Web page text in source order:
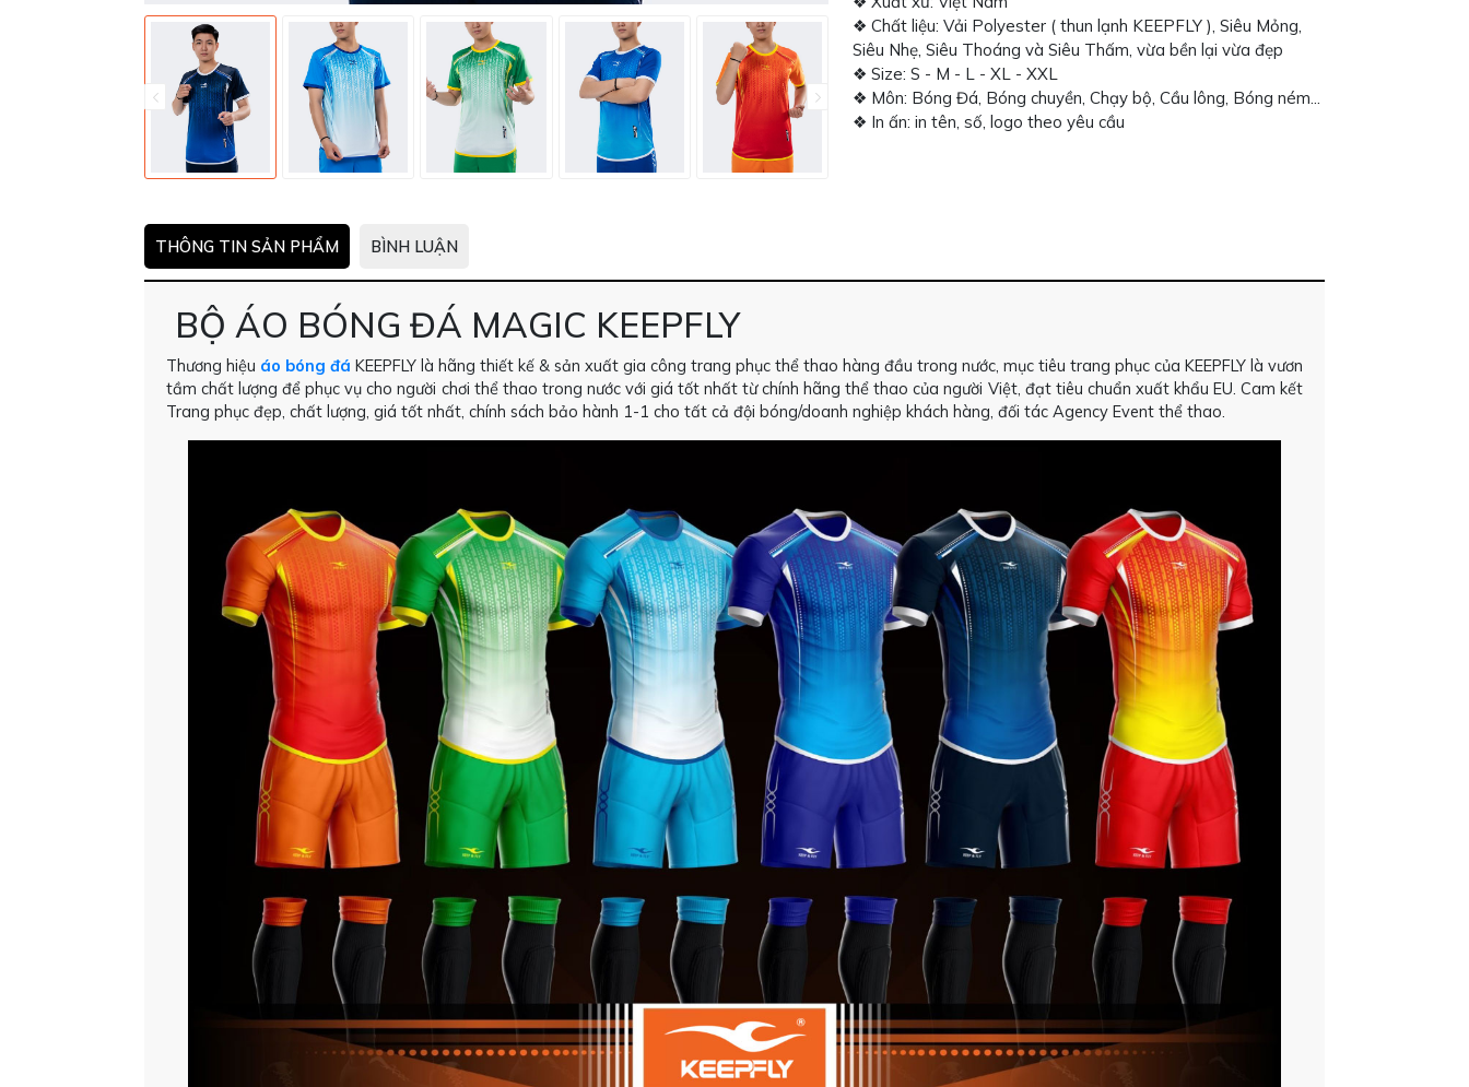
❖ Chất liệu: Vải Polyester ( thun lạnh KEEPFLY ), Siêu Mỏng,
Siêu Nhẹ, Siêu Thoáng và Siêu Thấm, vừa bền lại vừa đẹp
❖ Size: S - M - L - XL - XXL
❖ Môn: Bóng Đá, Bóng chuyền, Chạy bộ, Cầu lông, Bóng ném...
❖ In ấn: in tên, số, logo theo yêu cầu
THÔNG TIN SẢN PHẨM BÌNH LUẬN
BỘ ÁO BÓNG ĐÁ MAGIC KEEPFLY
Thương hiệu áo bóng đá KEEPFLY là hãng thiết kế & sản xuất gia công trang phục thể thao hàng đầu trong nước, mục tiêu trang phục của KEEPFLY là vươn
tầm chất lượng để phục vụ cho người chơi thể thao trong nước với giá tốt nhất từ chính hãng thể thao của người Việt, đạt tiêu chuẩn xuất khẩu EU. Cam kết
Trang phục đẹp, chất lượng, giá tốt nhất, chính sách bảo hành 1-1 cho tất cả đội bóng/doanh nghiệp khách hàng, đối tác Agency Event thể thao.